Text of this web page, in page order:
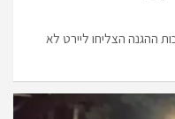
ההגנה הצליחו ליירט לא